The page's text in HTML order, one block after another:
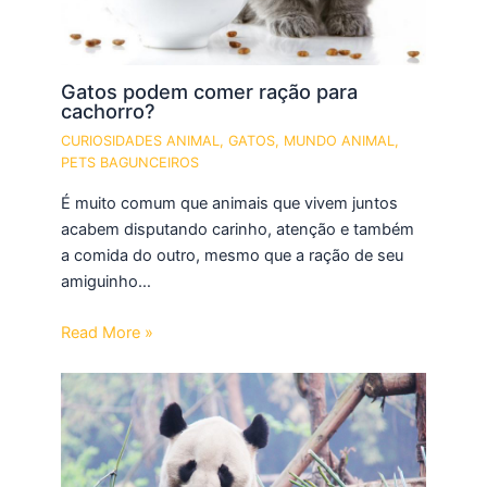
Gatos podem comer ração para
cachorro?
CURIOSIDADES ANIMAL ,GATOS, MUNDO ANIMAL ,
PETS BAGUNCEIROS
É muito comum que animais que vivem juntos
acabem disputando carinho, atenção e também
a comida do outro, mesmo que a ração de seu
amiguinho…
Read More »